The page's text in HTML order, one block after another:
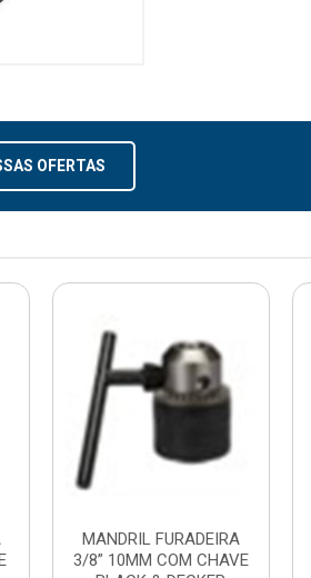
OFERTAS
MANDRIL FURADEIRA
3/8” 10MM COM CHAVE